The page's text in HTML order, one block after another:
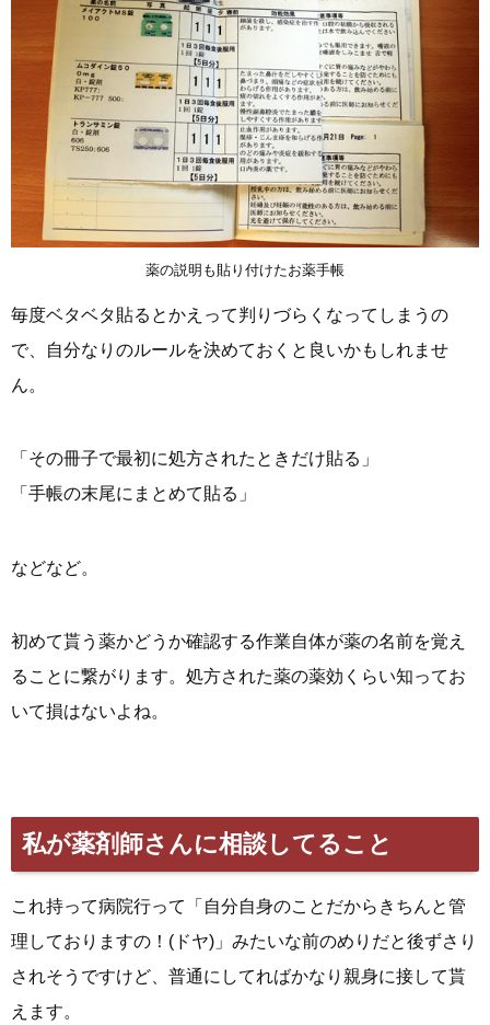
薬の説明も貼り付けたお薬手帳
毎度ベタベタ貼るとかえって判りづらくなってしまうの
で、自分なりのルールを決めておくと良いかもしれませ
ん。
「その冊子で最初に処方されたときだけ貼る」
「手帳の末尾にまとめて貼る」
などなど。
初めて貰う薬かどうか確認する作業自体が薬の名前を覚え
ることに繋がります。処方された薬の薬効くらい知ってお
いて損はないよね。
私が薬剤師さんに相談してること
これ持って病院行って「自分自身のことだからきちんと管
理しておりますの！(ドヤ)」みたいな前のめりだと後ずさり
されそうですけど、普通にしてればかなり親身に接して貰
えます。